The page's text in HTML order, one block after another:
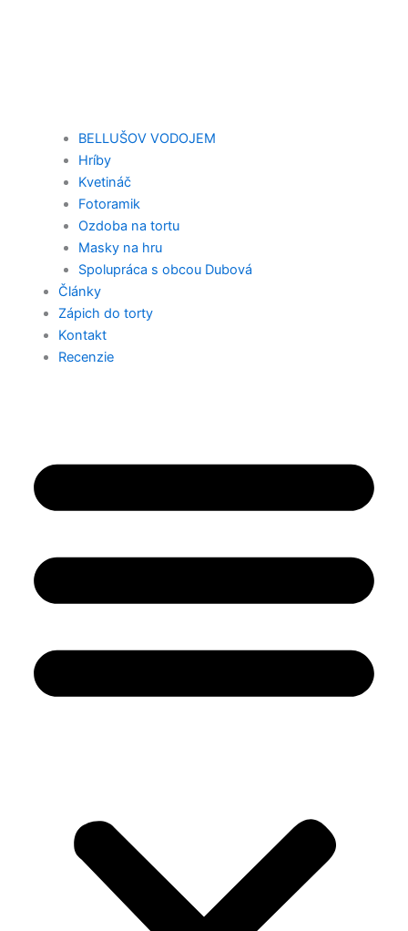
BELLUŠOV VODOJEM
Hríby
Kvetináč
Fotoramik
Ozdoba na tortu
Masky na hru
Spolupráca s obcou Dubová
Články
Zápich do torty
Kontakt
Recenzie